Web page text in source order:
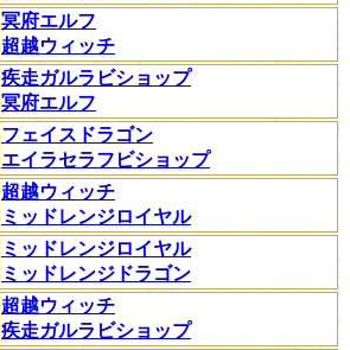
冥府エルフ
超越ウィッチ
疾走ガルラビショップ
冥府エルフ
フェイスドラゴン
エイラセラフビショップ
超越ウィッチ
ミッドレンジロイヤル
ミッドレンジロイヤル
ミッドレンジドラゴン
超越ウィッチ
疾走ガルラビショップ